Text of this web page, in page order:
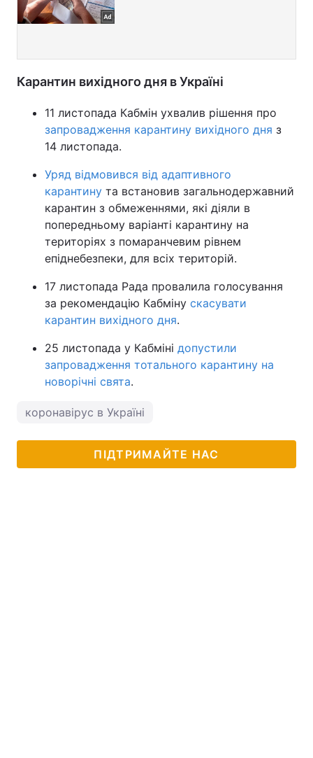
Карантин вихідного дня в Україні
11 листопада Кабмін ухвалив рішення про
запровадження карантину вихідного дня з
14 листопада.
Уряд відмовився від адаптивного
карантину та встановив загальнодержавний
карантин з обмеженнями, які діяли в
попередньому варіанті карантину на
територіях з помаранчевим рівнем
епіднебезпеки, для всіх територій.
17 листопада Рада провалила голосування
за рекомендацію Кабміну скасувати
карантин вихідного дня.
25 листопада у Кабміні допустили
запровадження тотального карантину на
новорічні свята.
коронавірус в Україні
ПІДТРИМАЙТЕ НАС